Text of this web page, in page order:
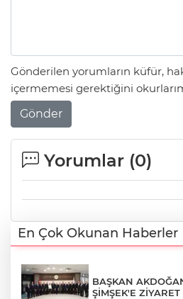
Gönderilen yorumların küfür,
içermemesi gerektiğini
Gönder
Yorumlar (0)
En Çok Okunan Haberler
BAŞKAN
ŞİMŞEK'E ZİYARET